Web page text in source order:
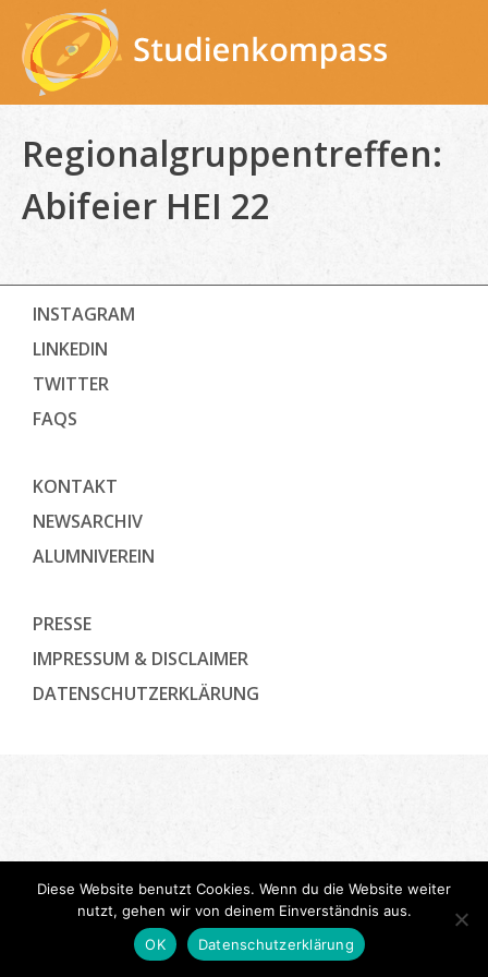
content
Regionalgruppentreffen:
Abifeier HEI 22
INSTAGRAM
LINKEDIN
TWITTER
FAQS
KONTAKT
NEWSARCHIV
ALUMNIVEREIN
PRESSE
IMPRESSUM & DISCLAIMER
DATENSCHUTZ­ERKLÄRUNG
Diese Website benutzt Cookies. Wenn du die Website weiter
nutzt, gehen wir von deinem Einverständnis aus.
OK
Datenschutzerklärung